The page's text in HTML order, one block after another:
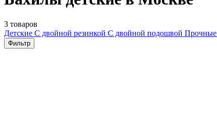
3 товаров
Детские С двойной резинкой С двойной подошвой Прочные
Фильтр